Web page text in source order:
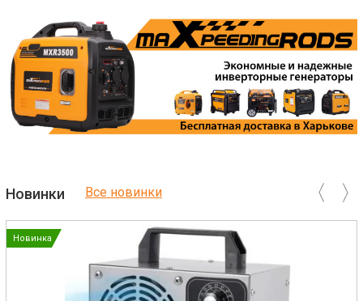
Новинки Все новинки
Previous
Новинка